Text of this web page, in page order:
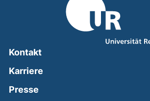
Kontakt
Karriere
Presse